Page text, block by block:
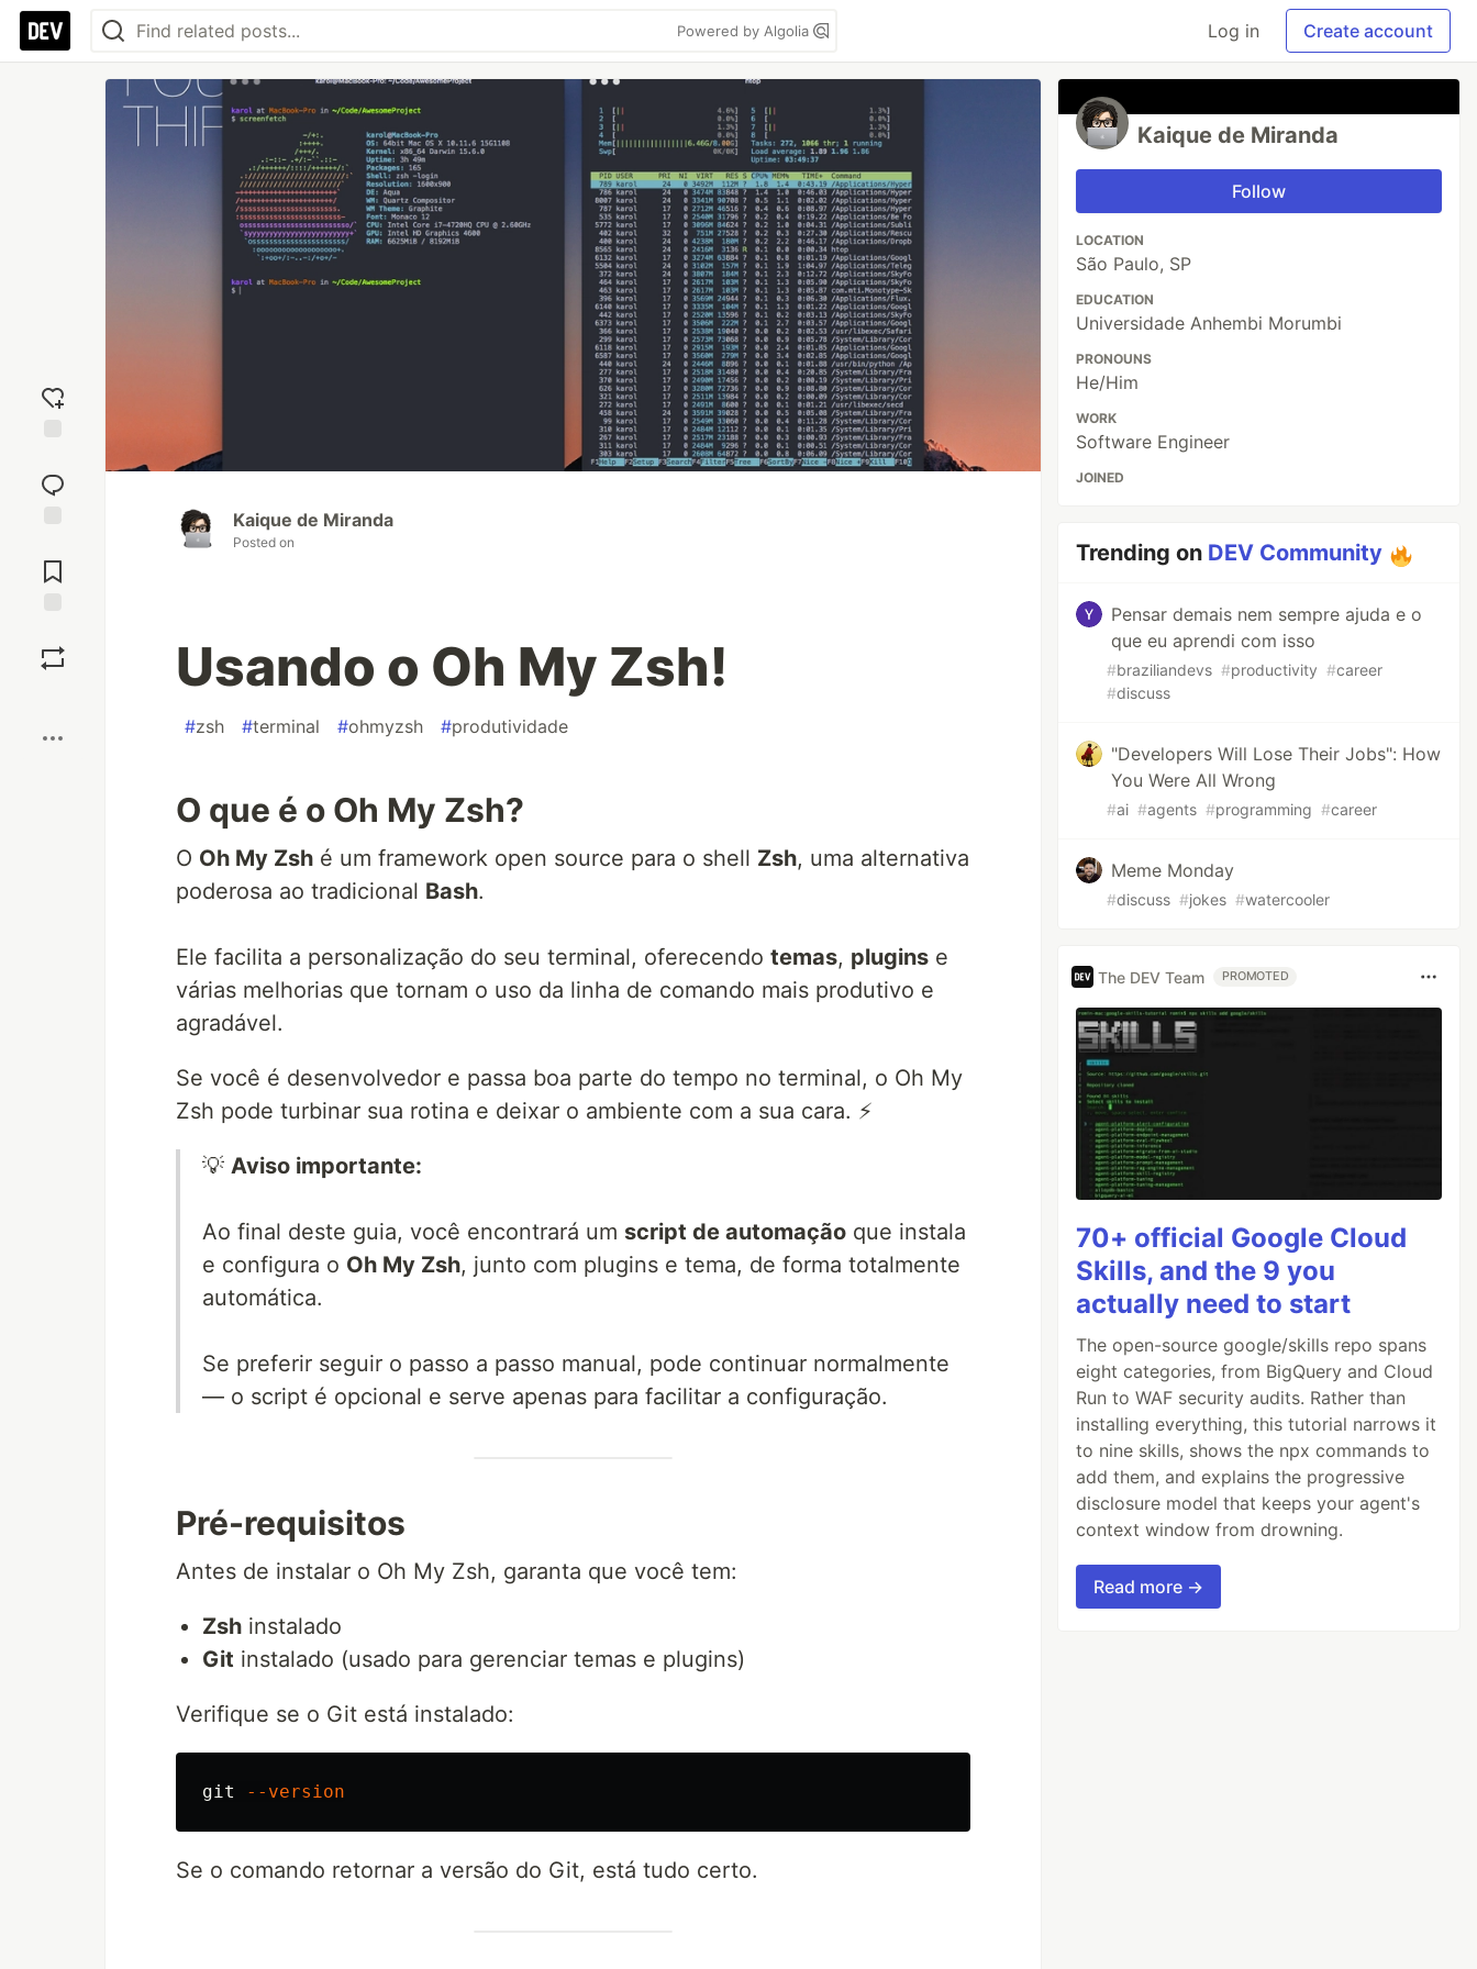
Powered by Algolia Log in Create account
reaction
Comments
Kaique de Miranda
Posted on
Usando o Oh My Zsh!
#zsh #terminal #ohmyzsh #produtividade
O que é o Oh My Zsh?
O Oh My Zsh é um framework open source para o shell Zsh, uma alternativa
poderosa ao tradicional Bash.
Ele facilita a personalização do seu terminal, oferecendo temas, plugins e
várias melhorias que tornam o uso da linha de comando mais produtivo e
agradável.
Se você é desenvolvedor e passa boa parte do tempo no terminal, o Oh My
Zsh pode turbinar sua rotina e deixar o ambiente com a sua cara. ⚡
💡 Aviso importante:
Ao final deste guia, você encontrará um script de automação que instala
e configura o Oh My Zsh, junto com plugins e tema, de forma totalmente
automática.
Se preferir seguir o passo a passo manual, pode continuar normalmente
— o script é opcional e serve apenas para facilitar a configuração.
Pré-requisitos
Antes de instalar o Oh My Zsh, garanta que você tem:
Zsh instalado
Git instalado (usado para gerenciar temas e plugins)
Verifique se o Git está instalado:
git --version
Se o comando retornar a versão do Git, está tudo certo.
Kaique de Miranda
Follow
LOCATION
São Paulo, SP
EDUCATION
Universidade Anhembi Morumbi
PRONOUNS
He/Him
WORK
Software Engineer
JOINED
Trending on DEV Community
Pensar demais nem sempre ajuda e o
que eu aprendi com isso
#braziliandevs #productivity #career
#discuss
"Developers Will Lose Their Jobs": How
You Were All Wrong
#ai #agents #programming #career
Meme Monday
#discuss #jokes #watercooler
The DEV Team PROMOTED
70+ official Google Cloud
Skills, and the 9 you
actually need to start
The open-source google/skills repo spans
eight categories, from BigQuery and Cloud
Run to WAF security audits. Rather than
installing everything, this tutorial narrows it
to nine skills, shows the npx commands to
add them, and explains the progressive
disclosure model that keeps your agent's
context window from drowning.
Read more →